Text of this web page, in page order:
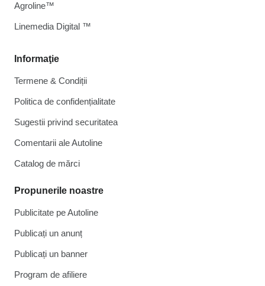
Informaţie
Termene & Condiții
Politica de confidențialitate
Sugestii privind securitatea
Comentarii ale Autoline
Catalog de mărcі
Propunerile noastre
Publicitate pe Autoline
Publicați un anunț
Publicați un banner
Program de afiliere
Agroline™
Linemedia Digital ™